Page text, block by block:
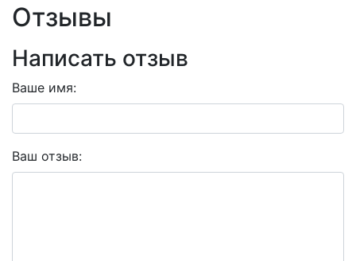
Отзывы
Написать отзыв
Ваше имя:
Ваш отзыв: